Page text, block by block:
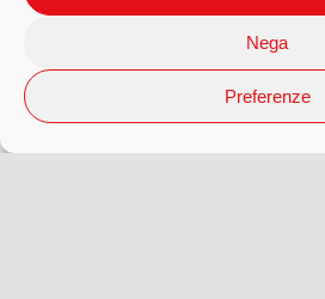
Nega
Preferenze